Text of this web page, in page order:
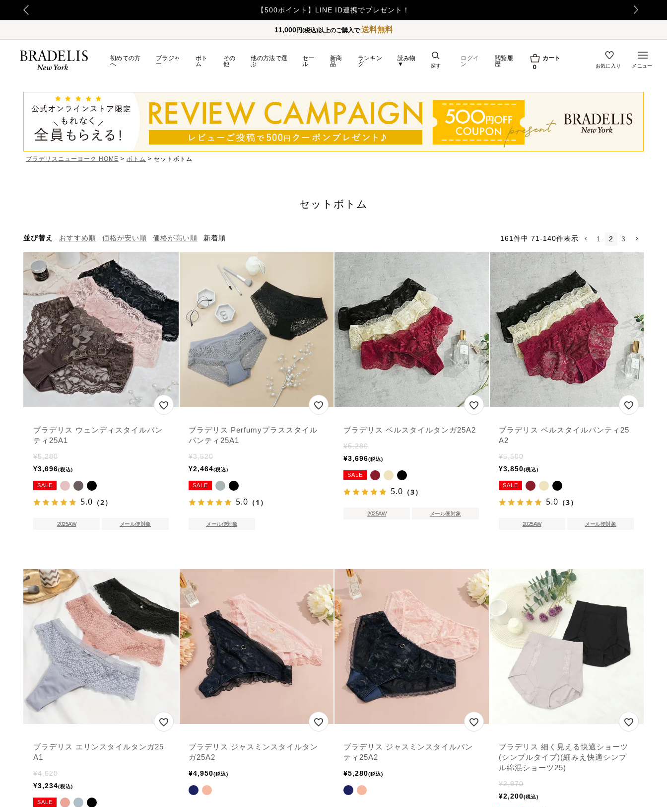
【重要】令和8年熊本地震の影響によるお荷物のお届け遅延について
11,000円(税込)以上のご購入で送料無料
初めての方
へ
ブラジャ
ー
ボト
ム
その
他
他の方法で選
ぶ
セー
ル
新商
品
ランキン
グ
読み物
▼
ログイ
ン
閲覧履
歴
カート
0
探す お気に入り メニュー
ブラデリスニューヨーク HOME ボトム セットボトム
セットボトム
並び替え おすすめ順 価格が安い順 価格が高い順 新着順 161件中 71-140件表示 1 2 3
ブラデリス ウェンディスタイルパン
ティ25A1
¥5,280
¥3,696 税込
SALE
5.0 （2）
2025AW メール便対象
ブラデリス Perfumyプラススタイル
パンティ25A1
¥3,520
¥2,464 税込
SALE
5.0 （1）
メール便対象
ブラデリス ベルスタイルタンガ25A2
¥5,280
¥3,696 税込
SALE
5.0 （3）
2025AW メール便対象
ブラデリス ベルスタイルパンティ25
A2
¥5,500
¥3,850 税込
SALE
5.0 （3）
2025AW メール便対象
ブラデリス エリンスタイルタンガ25
A1
¥4,620
¥3,234 税込
SALE
ブラデリス ジャスミンスタイルタン
ガ25A2
¥4,950 税込
ブラデリス ジャスミンスタイルパン
ティ25A2
¥5,280 税込
ブラデリス 細く見える快適ショーツ
(シンプルタイプ)(細みえ快適シンプ
ル綿混ショーツ25)
¥2,970
¥2,200 税込